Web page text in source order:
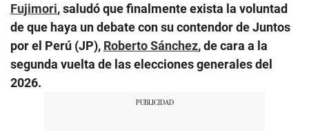
Fujimori, saludó que finalmente exista la voluntad
de que haya un debate con su contendor de Juntos
por el Perú (JP), Roberto Sánchez, de cara a la
segunda vuelta de las elecciones generales del
2026.